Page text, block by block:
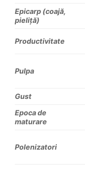
Epicarp (coajă,
pieliță)
Productivitate
Pulpa
Gust
Epoca de
maturare
Polenizatori